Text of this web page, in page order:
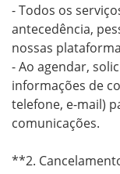
- Todos os
antecedência,
nossas
- Ao agendar,
informações de
telefone, e-mail)
comunicações.
**2.